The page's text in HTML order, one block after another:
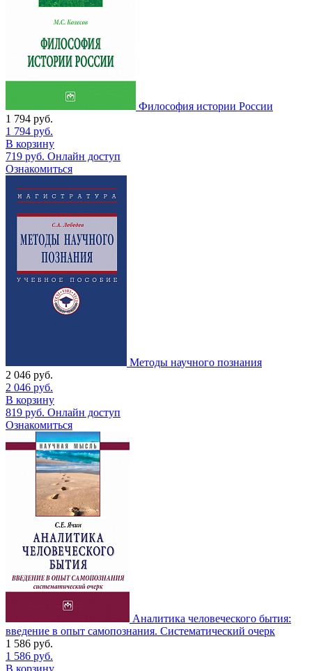
Философия истории России
1 794 руб.
1 794 руб.
В корзину
719 руб. Онлайн доступ
Ознакомиться
Методы научного познания
2 046 руб.
2 046 руб.
В корзину
819 руб. Онлайн доступ
Ознакомиться
Аналитика человеческого бытия:
введение в опыт самопознания. Систематический очерк
1 586 руб.
1 586 руб.
В корзину